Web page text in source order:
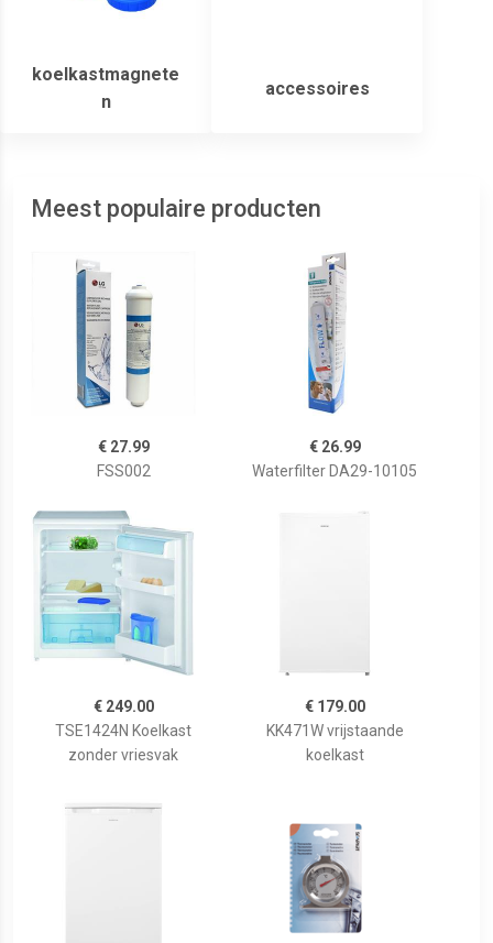
koelkastmagnete
n
accessoires
Meest populaire producten
€ 27.99
FSS002
€ 26.99
Waterfilter DA29-10105
€ 249.00
TSE1424N Koelkast
zonder vriesvak
€ 179.00
KK471W vrijstaande
koelkast